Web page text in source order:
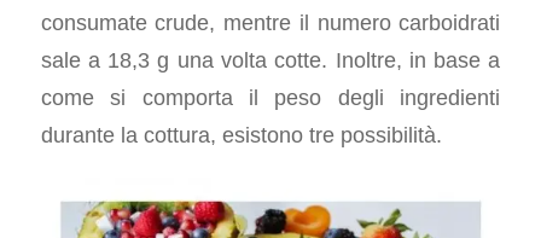
consumate crude, mentre il numero carboidrati
sale a 18,3 g una volta cotte. Inoltre, in base a
come si comporta il peso degli ingredienti
durante la cottura, esistono tre possibilità.